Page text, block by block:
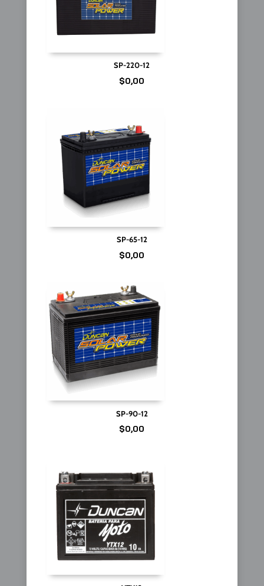
SP-220-12
$0,00
SP-65-12
$0,00
SP-90-12
$0,00